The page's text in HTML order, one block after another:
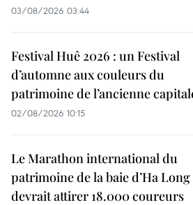
03/08/2026 03:44
Festival Huê 2026 : un Festival
d’automne aux couleurs du
patrimoine de l’ancienne
02/08/2026 10:15
Le Marathon international du
patrimoine de la baie d’Ha Long
devrait attirer 18.000 coureurs